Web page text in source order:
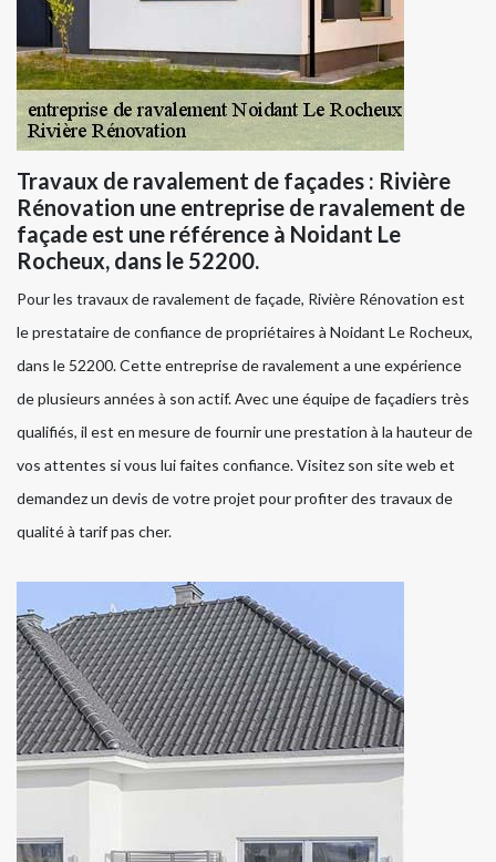
Travaux de ravalement de façades : Rivière
Rénovation une entreprise de ravalement de
façade est une référence à Noidant Le
Rocheux, dans le 52200.
Pour les travaux de ravalement de façade, Rivière Rénovation est
le prestataire de confiance de propriétaires à Noidant Le Rocheux,
dans le 52200. Cette entreprise de ravalement a une expérience
de plusieurs années à son actif. Avec une équipe de façadiers très
qualifiés, il est en mesure de fournir une prestation à la hauteur de
vos attentes si vous lui faites confiance. Visitez son site web et
demandez un devis de votre projet pour profiter des travaux de
qualité à tarif pas cher.